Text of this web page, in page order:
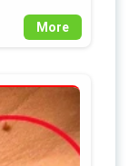
More